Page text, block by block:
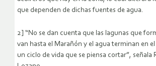
que dependen de dichas fuentes de agua.
2] “No se dan cuenta que las lagunas que
van hasta el Marañón y el agua terminan en
un ciclo de vida que se piensa cortar”, señala